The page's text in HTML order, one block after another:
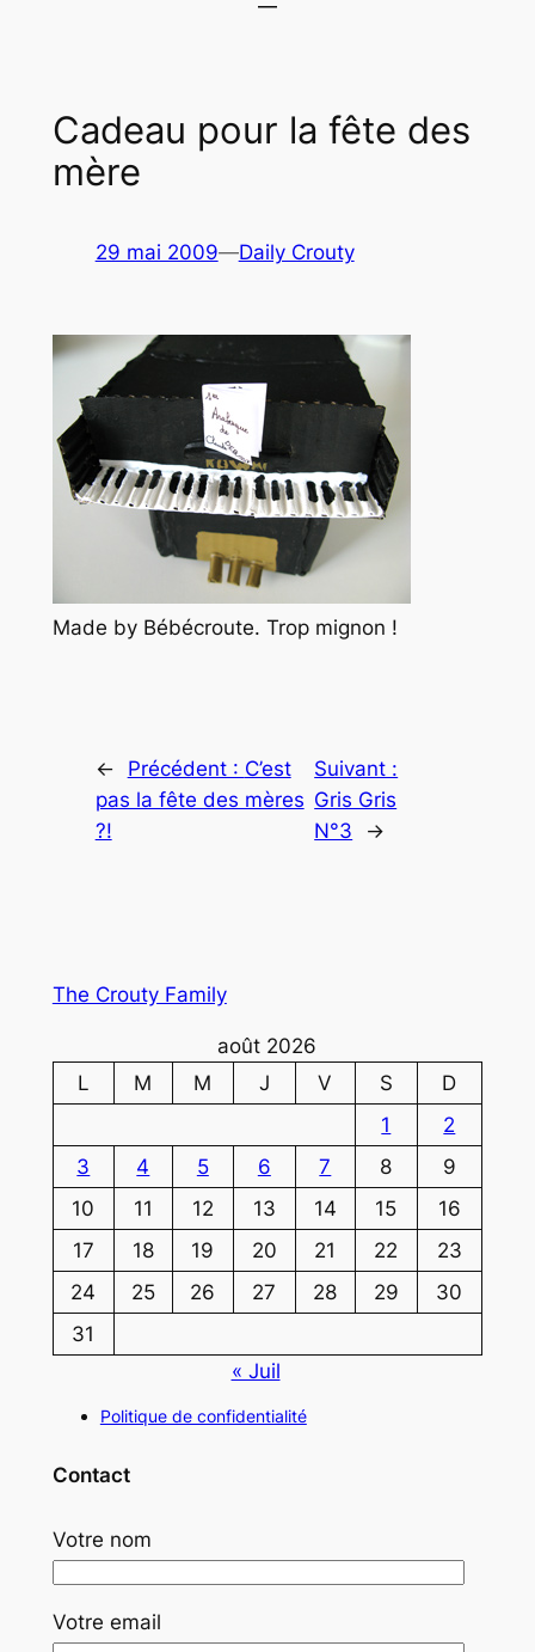
Cadeau pour la fête des
mère
29 mai 2009—Daily Crouty
Made by Bébécroute. Trop mignon !
← Précédent : C’est
pas la fête des mères
?!
Suivant :
Gris Gris
N°3
→
The Crouty Family
août 2026
L
M M J V S
D
1
2
3
4 5 6 7 8
9
10
11 12 13 14 15
16
17
18 19 20 21 22
23
24
25 26 27 28 29
30
31
« Juil
Politique de confidentialité
Contact
Votre nom
Votre email